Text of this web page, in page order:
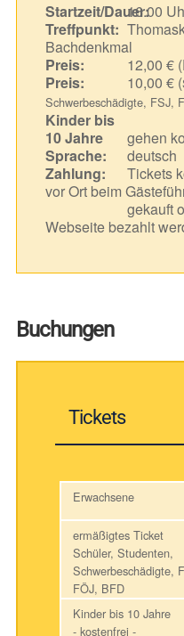
Startzeit/Dauer:
16.00
Treffpunkt:
Bachdenkmal
Preis:
12,00 €
Preis:
10,00 € (
Schwerbeschädigte, FSJ,
Kinder bis
10 Jahre
gehen
Sprache:
deutsch
Zahlung:
Tickets
vor Ort beim
gekauft
Webseite bezahlt
Buchungen
Tickets
Erwachsene
ermäßigtes Ticket
Schüler, Studenten,
Schwerbeschädigte,
FÖJ, BFD
Kinder bis 10 Jahre
- kostenfrei -